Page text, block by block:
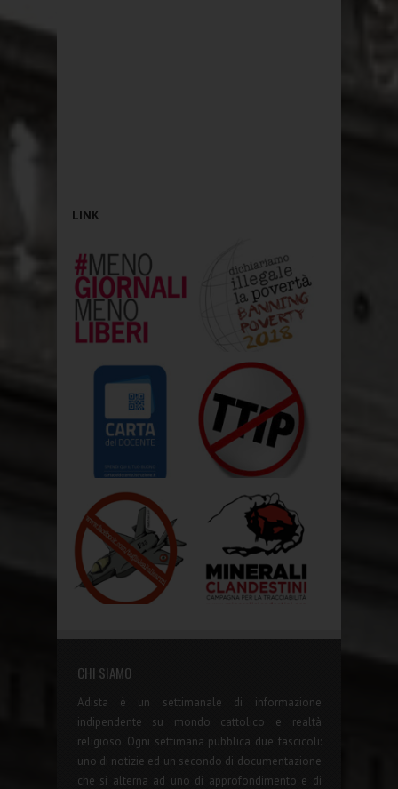
LINK
CHI SIAMO
Adista è un settimanale di informazione
indipendente su mondo cattolico e realtà
religioso. Ogni settimana pubblica due fascicoli:
uno di notizie ed un secondo di documentazione
che si alterna ad uno di approfondimento e di